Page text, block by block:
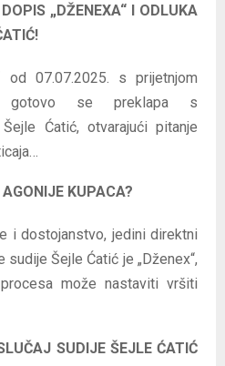
„DŽENEXA“ I ODLUKA
od 07.07.2025. s prijetnjom
gotovo se preklapa s
Ćatić, otvarajući pitanje
KUPACA?
i dostojanstvo, jedini direktni
Šejle Ćatić je „Dženex“,
može nastaviti vršiti
SUDIJE ŠEJLE ĆATIĆ